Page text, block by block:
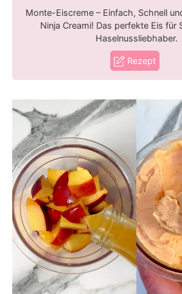
Monte-Eiscreme – Einfach, Schnell
Ninja Creami! Das perfekte Eis für
Haselnussliebhaber.
Rezept